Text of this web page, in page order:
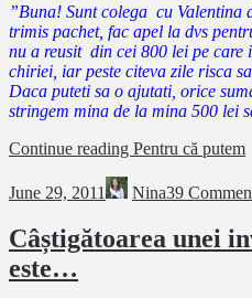
”Buna! Sunt colega cu Valentina
trimis pachet, fac apel la dvs
nu a reusit din cei 800 lei pe care
chiriei, iar peste citeva zile risca
Daca puteti sa o ajutati, orice
stringem mina de la mina 500 lei
Continue reading Pentru că putem
June 29, 2011 Nina39
Câștigătoarea unei
este…